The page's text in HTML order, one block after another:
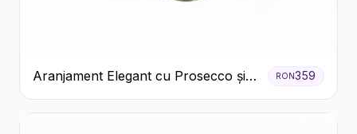
Aranjament Elegant cu Prosecco și
Flori Galbene.
RON359